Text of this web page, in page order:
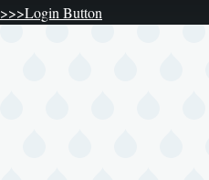
>>>Login Button